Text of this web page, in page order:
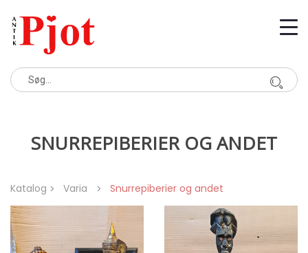
SNURREPIBERIER OG ANDET
Katalog Varia Snurrepiberier og andet